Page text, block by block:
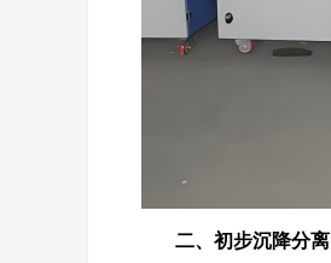
二、初步沉降分离